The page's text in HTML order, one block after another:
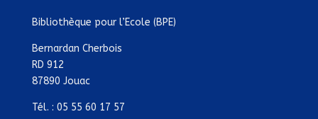
Bibliothèque pour l’Ecole (BPE)
Bernardan Cherbois
RD 912
87890 Jouac
Tél. : 05 55 60 17 57